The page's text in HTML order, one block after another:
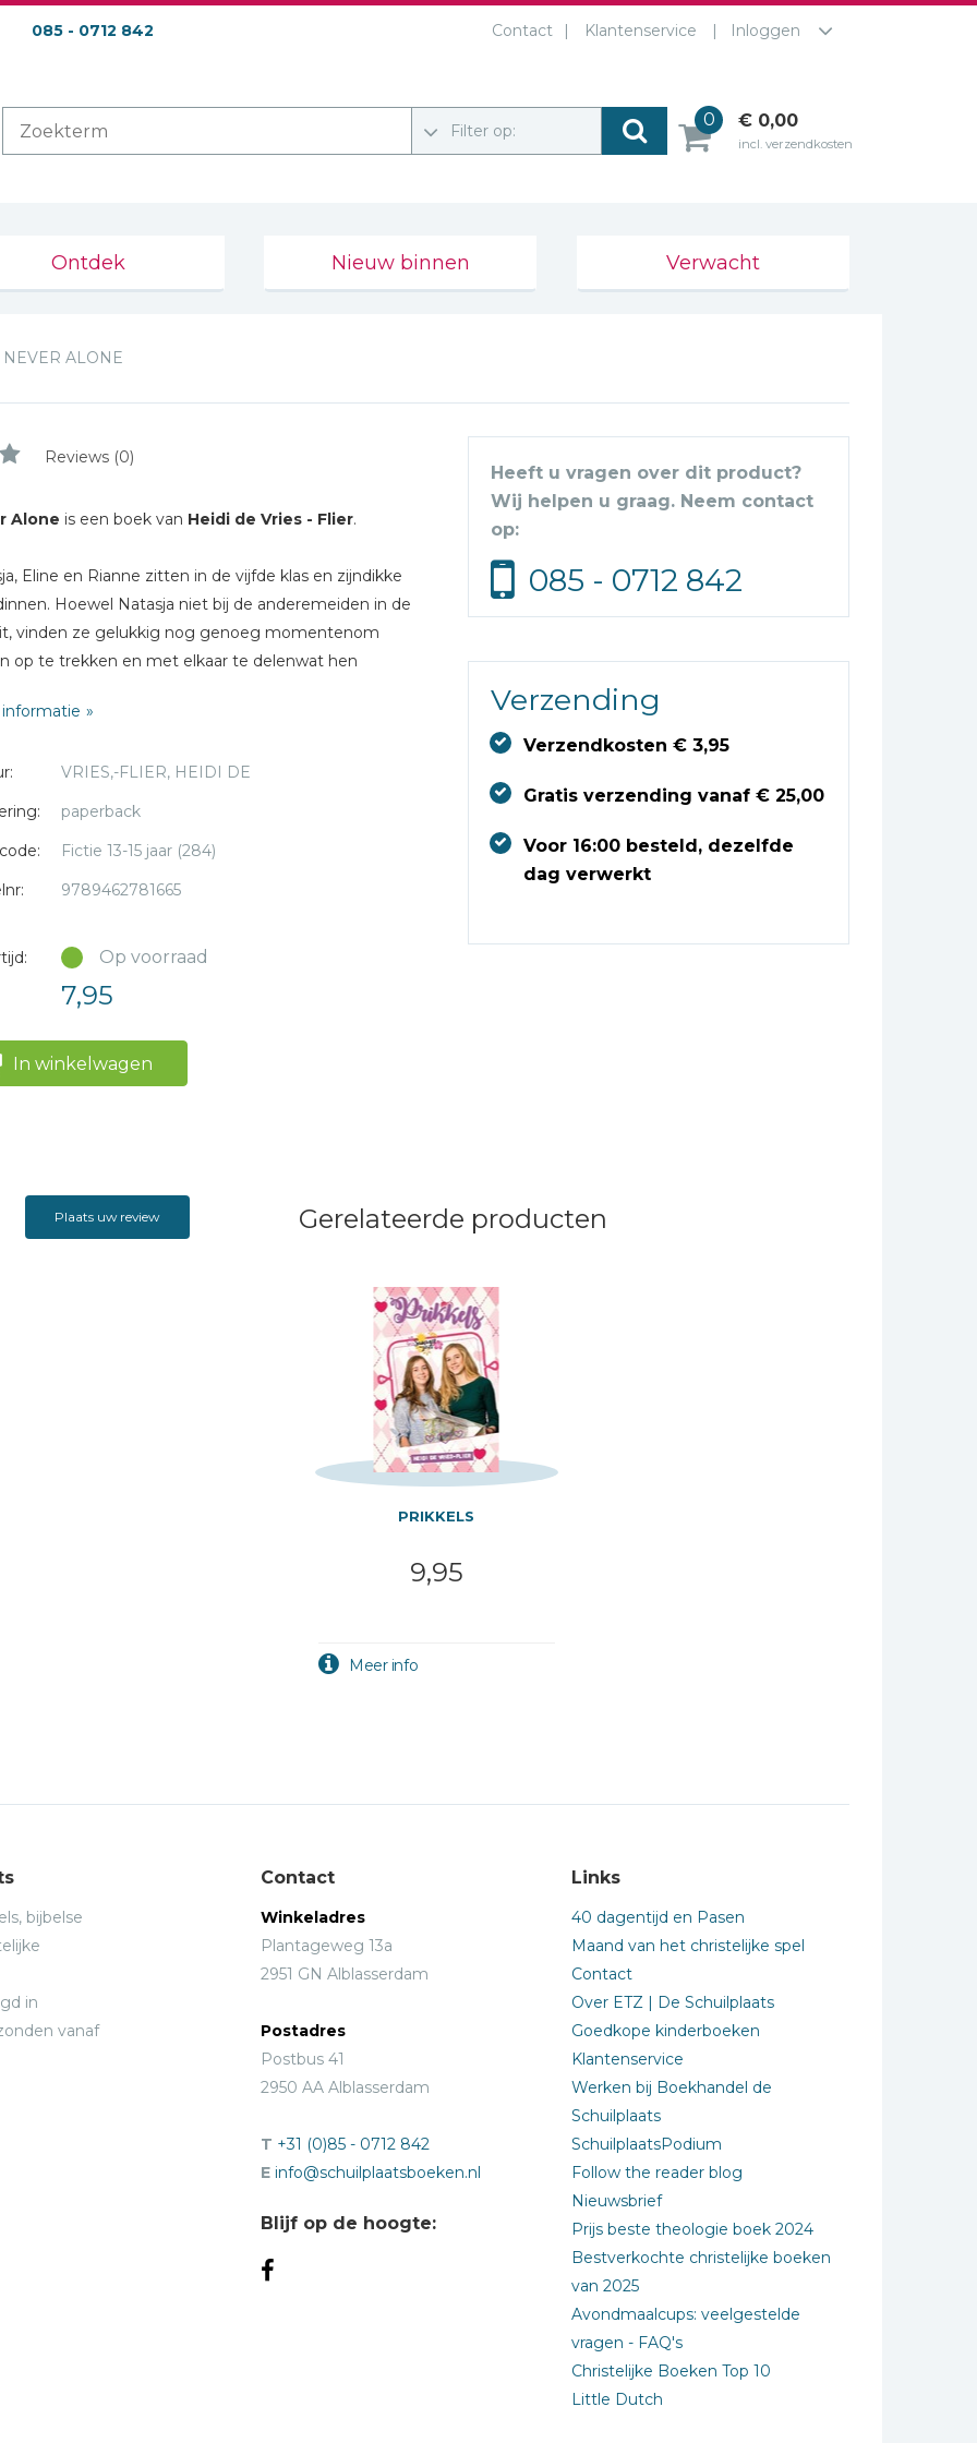
085 - 0712 842 Contact Klantenservice Inloggen
Filter op:
0 € 0,00
incl. verzendkosten
Ontdek Nieuw binnen Verwacht
NEVER ALONE
Reviews (0)
Alone is een boek van Heidi de Vries - Flier.
Eline en Rianne zitten in de vijfde klas en zijndikke
Hoewel Natasja niet bij de anderemeiden in de
vinden ze gelukkig nog genoeg momentenom
op te trekken en met elkaar te delenwat hen
Menno kennen. Hij is erg knapén met hem kan
stormachtige relatie. Maar waarom vertelt ze
Rianne niet over Menno?
meiden van 12 jaar en ouder
VRIES,-FLIER, HEIDI DE
paperback
Fictie 13-15 jaar (284)
9789462781665
Op voorraad
7,95
In winkelwagen
Heeft u vragen over dit product?
Wij helpen u graag. Neem contact
op:
085 - 0712 842
Verzending
Verzendkosten € 3,95
Gratis verzending vanaf € 25,00
Voor 16:00 besteld, dezelfde
dag verwerkt
Plaats uw review Gerelateerde producten
PRIKKELS
9,95
bijbelse
in
vanaf
Contact
Winkeladres
Plantageweg 13a
2951 GN Alblasserdam
Postadres
Postbus 41
2950 AA Alblasserdam
T +31 (0)85 - 0712 842
E info@schuilplaatsboeken.nl
Blijf op de hoogte:
Links
40 dagentijd en Pasen
Maand van het christelijke spel
Contact
Over ETZ | De Schuilplaats
Goedkope kinderboeken
Klantenservice
Werken bij Boekhandel de
Schuilplaats
SchuilplaatsPodium
Follow the reader blog
Nieuwsbrief
Prijs beste theologie boek 2024
Bestverkochte christelijke boeken
van 2025
Avondmaalcups: veelgestelde
vragen - FAQ's
Christelijke Boeken Top 10
Little Dutch